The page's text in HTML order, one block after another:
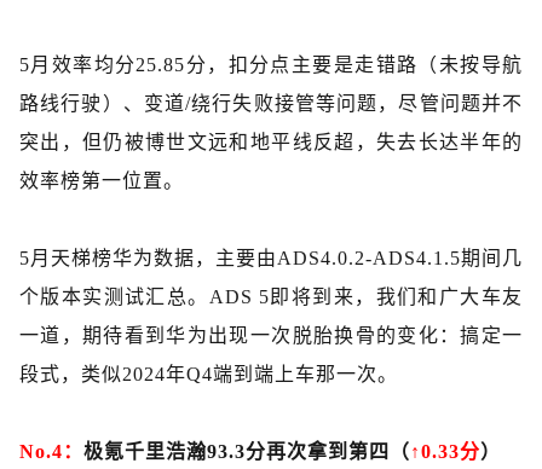
5月效率均分25.85分，扣分点主要是走错路（未按导航
路线行驶）、变道/绕行失败接管等问题，尽管问题并不
突出，但仍被博世文远和地平线反超，失去长达半年的
效率榜第一位置。
5月天梯榜华为数据，主要由ADS4.0.2-ADS4.1.5期间几
个版本实测试汇总。ADS 5即将到来，我们和广大车友
一道，期待看到华为出现一次脱胎换骨的变化：搞定一
段式，类似2024年Q4端到端上车那一次。
No.4： 极氪千里浩瀚93.3分再次拿到第四（ ↑0.33分）